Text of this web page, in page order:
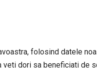
folosind datele
dori sa beneficiati de